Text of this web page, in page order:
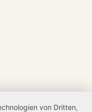
von Dritten,